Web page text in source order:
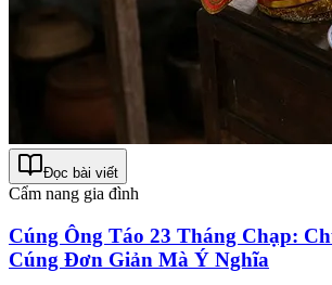
Đọc bài viết
Cẩm nang gia đình
Cúng Ông Táo 23 Tháng Chạp:
Cúng Đơn Giản Mà Ý Nghĩa